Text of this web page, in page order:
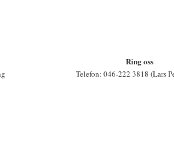
Ring oss
Telefon: 046-222 3818 (Lars